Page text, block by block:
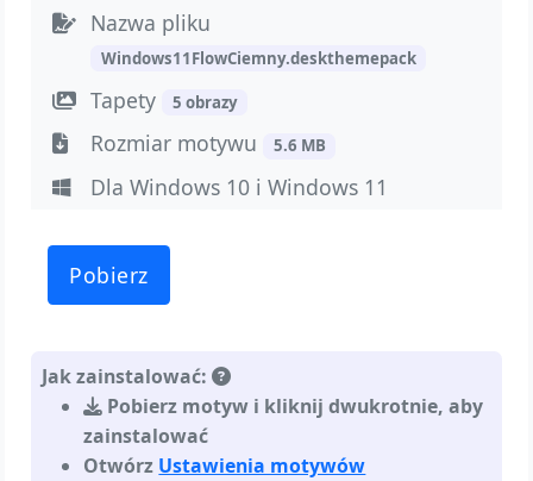
Nazwa pliku
Windows11FlowCiemny.deskthemepack
Tapety 5 obrazy
Rozmiar motywu 5.6 MB
Dla Windows 10 i Windows 11
Pobierz
Jak zainstalować:
Pobierz motyw i kliknij dwukrotnie, aby
zainstalować
Otwórz Ustawienia motywów